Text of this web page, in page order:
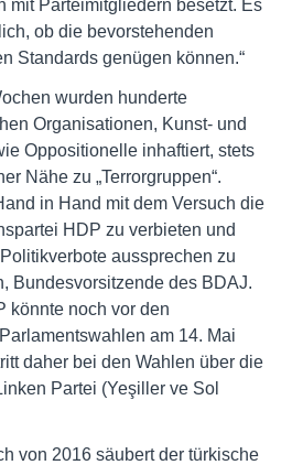
mit Parteimitgliedern besetzt. Es
ob die bevorstehenden
Standards genügen können.“
wurden hunderte
Organisationen, Kunst- und
Oppositionelle inhaftiert, stets
Nähe zu „Terrorgruppen“.
in Hand mit dem Versuch die
HDP zu verbieten und
aussprechen zu
Bundesvorsitzende des BDAJ.
könnte noch vor den
am 14. Mai
daher bei den Wahlen über die
Partei (Yeşiller ve Sol
von 2016 säubert der türkische